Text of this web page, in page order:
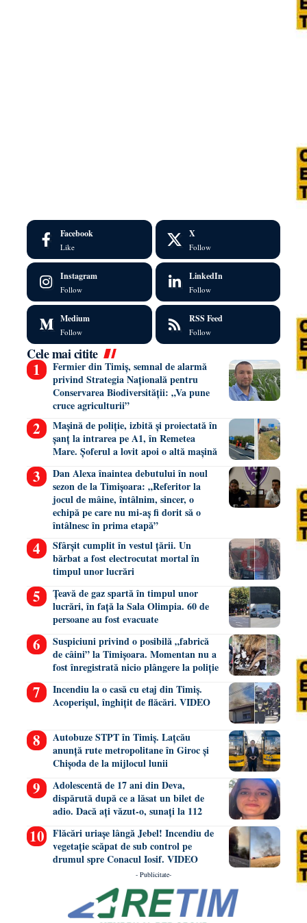
Facebook
Like
X
Follow
Instagram
Follow
LinkedIn
Follow
Medium
Follow
RSS Feed
Follow
Cele mai citite
Fermier din Timiș, semnal de alarmă
privind Strategia Națională pentru
Conservarea Biodiversității: „Va pune
cruce agriculturii”
Mașină de poliție, izbită și proiectată în
șanț la intrarea pe A1, în Remetea
Mare. Șoferul a lovit apoi o altă mașină
Dan Alexa înaintea debutului în noul
sezon de la Timișoara: „Referitor la
jocul de mâine, întâlnim, sincer, o
echipă pe care nu mi-aș fi dorit să o
întâlnesc în prima etapă”
Sfârșit cumplit în vestul țării. Un
bărbat a fost electrocutat mortal în
timpul unor lucrări
Țeavă de gaz spartă în timpul unor
lucrări, în față la Sala Olimpia. 60 de
persoane au fost evacuate
Suspiciuni privind o posibilă „fabrică
de câini” la Timișoara. Momentan nu a
fost înregistrată nicio plângere la poliție
Incendiu la o casă cu etaj din Timiș.
Acoperișul, înghițit de flăcări. VIDEO
Autobuze STPT în Timiș. Lațcău
anunță rute metropolitane în Giroc și
Chișoda de la mijlocul lunii
Adolescentă de 17 ani din Deva,
dispărută după ce a lăsat un bilet de
adio. Dacă ați văzut-o, sunați la 112
Flăcări uriașe lângă Jebel! Incendiu de
vegetație scăpat de sub control pe
drumul spre Conacul Iosif. VIDEO
- Publicitate-